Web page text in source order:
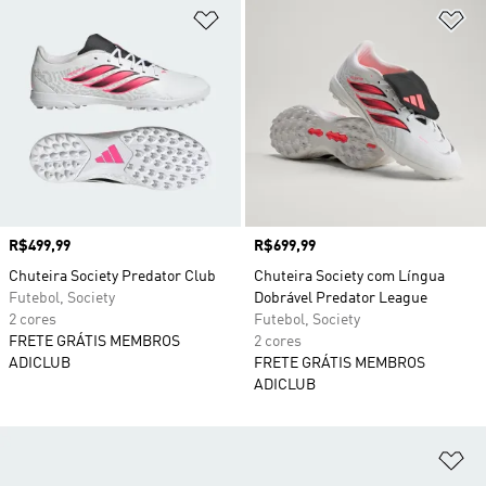
Adicionar à Lista de Desejos
Preço
R$499,99
Chuteira Society Predator Club
Futebol, Society
2 cores
FRETE GRÁTIS MEMBROS
ADICLUB
Preço
R$699,99
Chuteira Society com Língua
Dobrável Predator League
Futebol, Society
2 cores
FRETE GRÁTIS MEMBROS
ADICLUB